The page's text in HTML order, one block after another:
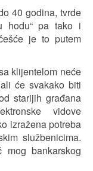
40 godina, tvrde
hodu“ pa tako i
je to putem
klijentelom neće
će svakako biti
starijih građana
vidove
izražena potreba
službenicima.
bankarskog